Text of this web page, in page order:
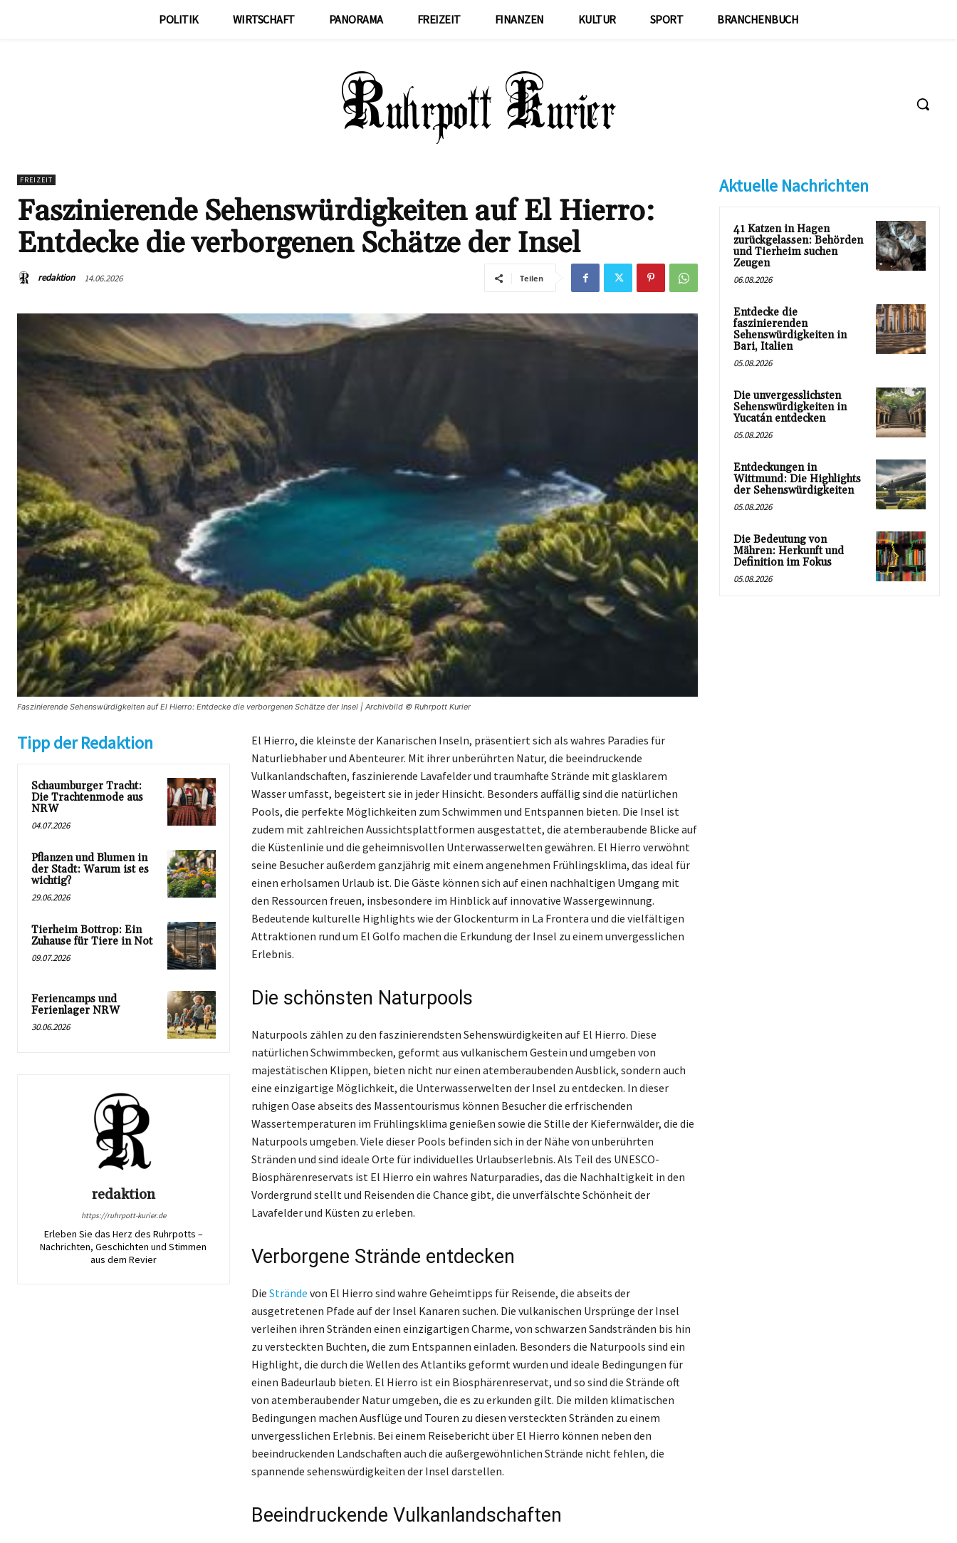
POLITIK WIRTSCHAFT PANORAMA FREIZEIT FINANZEN KULTUR SPORT BRANCHENBUCH
FREIZEIT
Faszinierende Sehenswürdigkeiten auf El Hierro:
Entdecke die verborgenen Schätze der Insel
redaktion 14.06.2026 Teilen
Faszinierende Sehenswürdigkeiten auf El Hierro: Entdecke die verborgenen Schätze der Insel | Archivbild © Ruhrpott Kurier
Tipp der Redaktion
Schaumburger Tracht:
Die Trachtenmode aus
NRW
04.07.2026
Pflanzen und Blumen in
der Stadt: Warum ist es
wichtig?
29.06.2026
Tierheim Bottrop: Ein
Zuhause für Tiere in Not
09.07.2026
Feriencamps und
Ferienlager NRW
30.06.2026
redaktion
https://ruhrpott-kurier.de
Erleben Sie das Herz des Ruhrpotts –
Nachrichten, Geschichten und Stimmen
aus dem Revier
El Hierro, die kleinste der Kanarischen Inseln, präsentiert sich als wahres Paradies für
Naturliebhaber und Abenteurer. Mit ihrer unberührten Natur, die beeindruckende
Vulkanlandschaften, faszinierende Lavafelder und traumhafte Strände mit glasklarem
Wasser umfasst, begeistert sie in jeder Hinsicht. Besonders auffällig sind die natürlichen
Pools, die perfekte Möglichkeiten zum Schwimmen und Entspannen bieten. Die Insel ist
zudem mit zahlreichen Aussichtsplattformen ausgestattet, die atemberaubende Blicke auf
die Küstenlinie und die geheimnisvollen Unterwasserwelten gewähren. El Hierro verwöhnt
seine Besucher außerdem ganzjährig mit einem angenehmen Frühlingsklima, das ideal für
einen erholsamen Urlaub ist. Die Gäste können sich auf einen nachhaltigen Umgang mit
den Ressourcen freuen, insbesondere im Hinblick auf innovative Wassergewinnung.
Bedeutende kulturelle Highlights wie der Glockenturm in La Frontera und die vielfältigen
Attraktionen rund um El Golfo machen die Erkundung der Insel zu einem unvergesslichen
Erlebnis.
Die schönsten Naturpools
Naturpools zählen zu den faszinierendsten Sehenswürdigkeiten auf El Hierro. Diese
natürlichen Schwimmbecken, geformt aus vulkanischem Gestein und umgeben von
majestätischen Klippen, bieten nicht nur einen atemberaubenden Ausblick, sondern auch
eine einzigartige Möglichkeit, die Unterwasserwelten der Insel zu entdecken. In dieser
ruhigen Oase abseits des Massentourismus können Besucher die erfrischenden
Wassertemperaturen im Frühlingsklima genießen sowie die Stille der Kiefernwälder, die die
Naturpools umgeben. Viele dieser Pools befinden sich in der Nähe von unberührten
Stränden und sind ideale Orte für individuelles Urlaubserlebnis. Als Teil des UNESCO-
Biosphärenreservats ist El Hierro ein wahres Naturparadies, das die Nachhaltigkeit in den
Vordergrund stellt und Reisenden die Chance gibt, die unverfälschte Schönheit der
Lavafelder und Küsten zu erleben.
Verborgene Strände entdecken
Die Strände von El Hierro sind wahre Geheimtipps für Reisende, die abseits der
ausgetretenen Pfade auf der Insel Kanaren suchen. Die vulkanischen Ursprünge der Insel
verleihen ihren Stränden einen einzigartigen Charme, von schwarzen Sandstränden bis hin
zu versteckten Buchten, die zum Entspannen einladen. Besonders die Naturpools sind ein
Highlight, die durch die Wellen des Atlantiks geformt wurden und ideale Bedingungen für
einen Badeurlaub bieten. El Hierro ist ein Biosphärenreservat, und so sind die Strände oft
von atemberaubender Natur umgeben, die es zu erkunden gilt. Die milden klimatischen
Bedingungen machen Ausflüge und Touren zu diesen versteckten Stränden zu einem
unvergesslichen Erlebnis. Bei einem Reisebericht über El Hierro können neben den
beeindruckenden Landschaften auch die außergewöhnlichen Strände nicht fehlen, die
spannende sehenswürdigkeiten der Insel darstellen.
Beeindruckende Vulkanlandschaften
Aktuelle Nachrichten
41 Katzen in Hagen
zurückgelassen: Behörden
und Tierheim suchen
Zeugen
06.08.2026
Entdecke die
faszinierenden
Sehenswürdigkeiten in
Bari, Italien
05.08.2026
Die unvergesslichsten
Sehenswürdigkeiten in
Yucatán entdecken
05.08.2026
Entdeckungen in
Wittmund: Die Highlights
der Sehenswürdigkeiten
05.08.2026
Die Bedeutung von
Mähren: Herkunft und
Definition im Fokus
05.08.2026